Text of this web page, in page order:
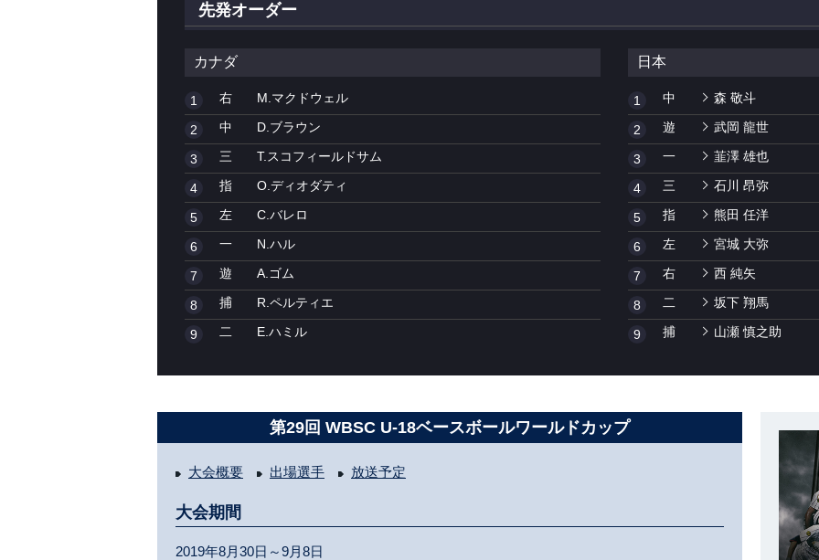
先発オーダー
カナダ
1 右 M.マクドウェル
2 中 D.ブラウン
3 三 T.スコフィールドサム
4 指 O.ディオダティ
5 左 C.バレロ
6 一 N.ハル
7 遊 A.ゴム
8 捕 R.ペルティエ
9 二 E.ハミル
日本
1 中 森 敬斗
2 遊 武岡 龍世
3 一 韮澤 雄也
4 三 石川 昂弥
5 指 熊田 任洋
6 左 宮城 大弥
7 右 西 純矢
8 二 坂下 翔馬
9 捕 山瀬 慎之助
第29回 WBSC U-18ベースボールワールドカップ
大会概要 出場選手 放送予定
大会期間
2019年8月30日～9月8日